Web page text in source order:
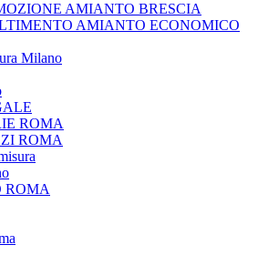
AMIANTO BRESCIA
AMIANTO ECONOMICO
Milano
ROMA
ROMA
ROMA